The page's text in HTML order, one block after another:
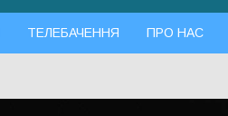
ТЕЛЕБАЧЕННЯ ПРО НАС